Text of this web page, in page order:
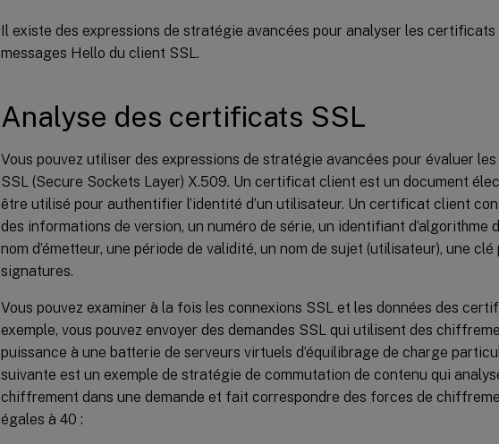
Il existe des expressions de stratégie avancées pour analyser les certificats
messages Hello du client SSL.
Analyse des certificats SSL
Vous pouvez utiliser des expressions de stratégie avancées pour évaluer
SSL (Secure Sockets Layer) X.509. Un certificat client est un document
être utilisé pour authentifier l’identité d’un utilisateur. Un certificat client
des informations de version, un numéro de série, un identifiant d’algorithme
nom d’émetteur, une période de validité, un nom de sujet (utilisateur), une
signatures.
Vous pouvez examiner à la fois les connexions SSL et les données des
exemple, vous pouvez envoyer des demandes SSL qui utilisent des
puissance à une batterie de serveurs virtuels d’équilibrage de charge
suivante est un exemple de stratégie de commutation de contenu qui
chiffrement dans une demande et fait correspondre des forces de
égales à 40 :